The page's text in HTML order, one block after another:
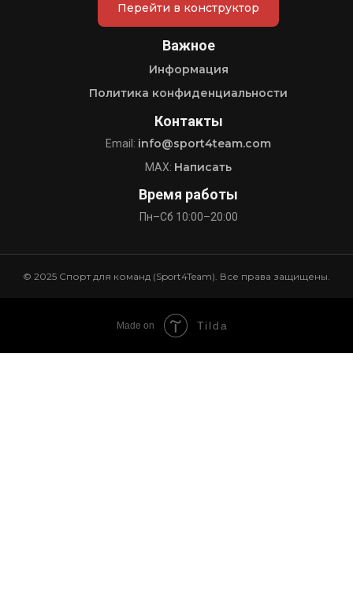
Перейти в конструктор
Важное
Информация
Политика конфиденциальности
Контакты
Email: info@sport4team.com
MAX: Написать
Время работы
Пн–Сб 10:00–20:00
© 2025 Спорт для команд (Sport4Team). Все права защищены.
Made on Tilda